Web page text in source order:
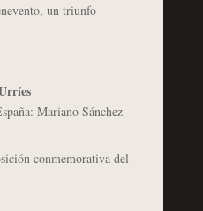
un triunfo
Mariano Sánchez
conmemorativa del